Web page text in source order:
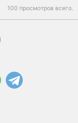
100 просмотров всего.